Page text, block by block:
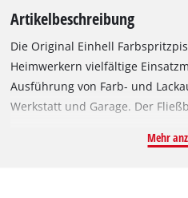
Artikelbeschreibung
Die Original Einhell
Heimwerkern vielfältige
Ausführung von Farb- und
Werkstatt und Garage. Der
Viskosität. Mittels Punkt-/
Mehr